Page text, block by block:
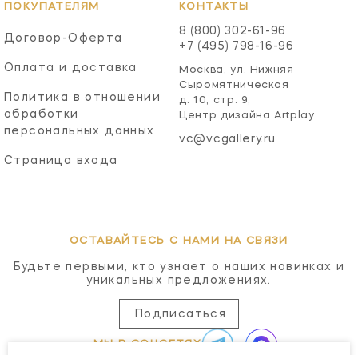
ПОКУПАТЕЛЯМ
Договор-Оферта
Оплата и доставка
Политика в отношении
обработки
персональных данных
Страница входа
КОНТАКТЫ
8 (800) 302-61-96
+7 (495) 798-16-96
Москва, ул. Нижняя
Сыромятническая
д. 10, стр. 9,
Центр дизайна Artplay
vc@vcgallery.ru
ОСТАВАЙТЕСЬ С НАМИ НА СВЯЗИ
Будьте первыми, кто узнает о наших новинках и
уникальных предложениях.
Подписаться
МЫ В СОЦСЕТЯХ